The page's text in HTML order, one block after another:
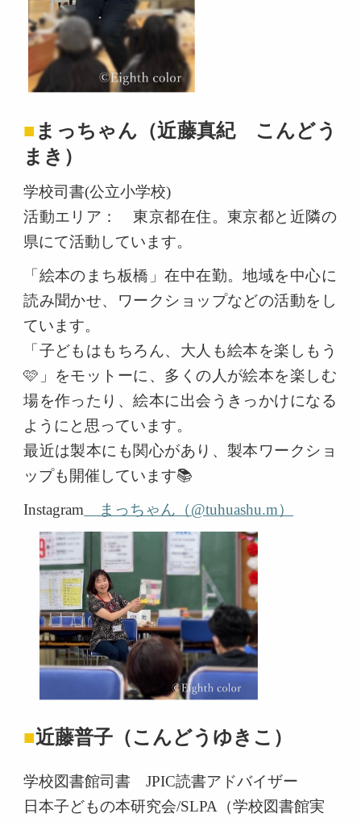
■ まっちゃん（近藤真紀 こんどう
まき）
学校司書(公立小学校)
活動エリア： 東京都在住。東京都と近隣の
県にて活動しています。
「絵本のまち板橋」在中在勤。地域を中心に
読み聞かせ、ワークショップなどの活動をし
ています。
「子どもはもちろん、大人も絵本を楽しもう
🩷 」をモットーに、多くの人が絵本を楽しむ
場を作ったり、絵本に出会うきっかけになる
ようにと思っています。
最近は製本にも関心があり、製本ワークショ
ップも開催しています📚
Instagram まっちゃん（@tuhuashu.m）
■近藤普子（こんどうゆきこ）
学校図書館司書 JPIC読書アドバイザー
日本子どもの本研究会/SLPA（学校図書館実